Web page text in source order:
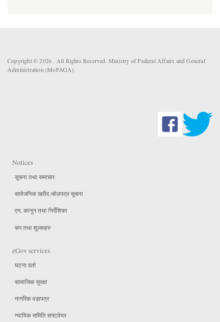
Copyright © 2026 . All Rights Reserved. Ministry of Federal Affairs and General
Administration (MoFAGA).
Notices
सूचना तथा समाचार
सार्वजनिक खरीद /बोलपत्र सूचना
एन, कानुन तथा निर्देशिका
कर तथा शुल्कहरु
eGov services
घटना दर्ता
सामाजिक सुरक्षा
नागरिक वडापत्र
न्यायिक समिति सफ्टवेयर